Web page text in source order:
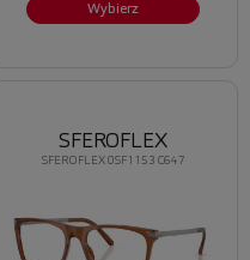
Wybierz
SFEROFLEX 0SF1153 C647
SFEROFLEX